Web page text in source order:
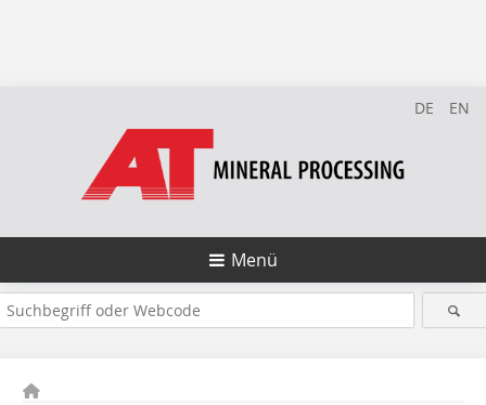
DE EN
Menü